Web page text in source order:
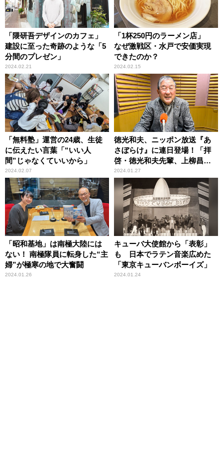
「隈研吾デザインのカフェ」
建設に至った奇跡のような「5
分間のプレゼン」
2024.02.21
「1杯250円のラーメン店」
なぜ激戦区・水戸で安価実現
できたのか？
2024.02.15
「無料塾」運営の24歳、生徒
に伝えたい言葉「“いい人
間”じゃなくていいから」
2024.02.07
徳光和夫、ニッポン放送『あ
さぼらけ』に連日登場！「拝
啓・徳光和夫先輩、上柳昌彦
です」
2024.01.27
「昭和基地」は南極大陸には
ない！ 南極隊員に転身した“主
婦”が極寒の地で大奮闘
2024.01.26
キューバ大使館から「表彰」
も 日本でラテン音楽広めた
「東京キューバンボーイズ」
2024.01.24